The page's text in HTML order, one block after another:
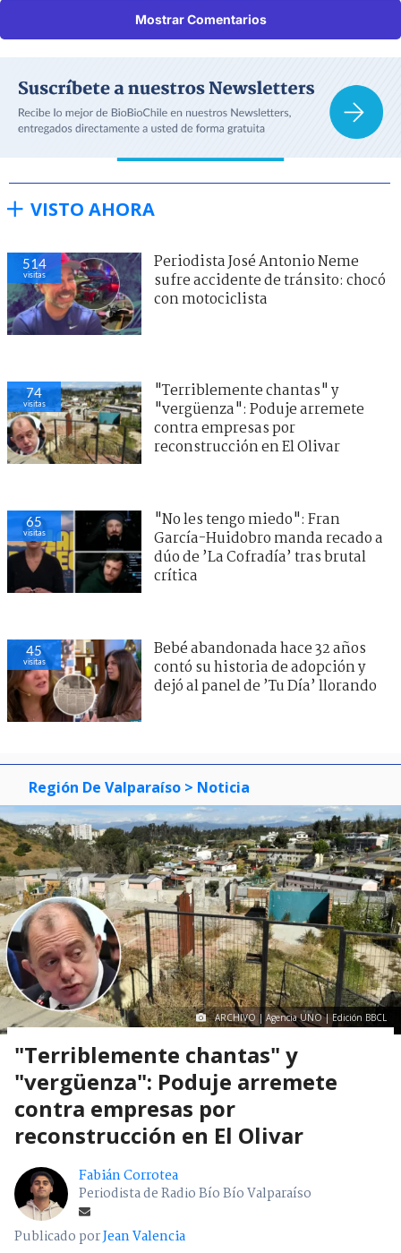
Mostrar Comentarios
VISTO AHORA
514
visitas
Periodista José Antonio Neme
sufre accidente de tránsito: chocó
con motociclista
74
visitas
"Terriblemente chantas" y
"vergüenza": Poduje arremete
contra empresas por
reconstrucción en El Olivar
65
visitas
"No les tengo miedo": Fran
García-Huidobro manda recado a
dúo de ’La Cofradía’ tras brutal
crítica
45
visitas
Bebé abandonada hace 32 años
contó su historia de adopción y
dejó al panel de ’Tu Día’ llorando
Región De Valparaíso > Noticia
ARCHIVO | Agencia UNO | Edición BBCL
"Terriblemente chantas" y
"vergüenza": Poduje arremete
contra empresas por
reconstrucción en El Olivar
Fabián Corrotea
Periodista de Radio Bío Bío Valparaíso
Publicado porJean Valencia